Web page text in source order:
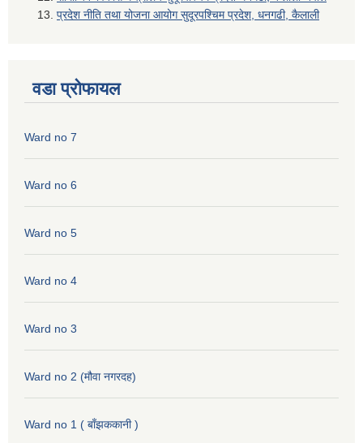
प्रदेश नीति तथा योजना आयोग सुदूरपश्चिम प्रदेश, धनगढी, कैलाली
वडा प्रोफायल
Ward no 7
Ward no 6
Ward no 5
Ward no 4
Ward no 3
Ward no 2 (मौवा नगरदह)
Ward no 1 ( बाँझककानी )